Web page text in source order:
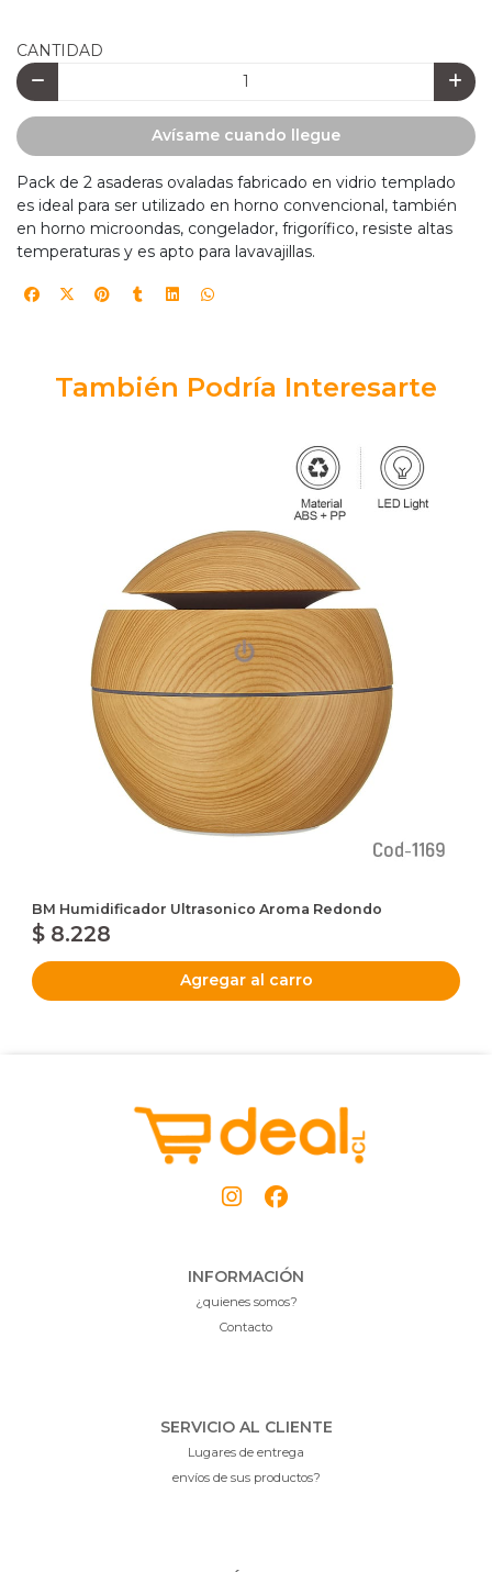
CANTIDAD
Avísame cuando llegue
Pack de 2 asaderas ovaladas fabricado en vidrio templado
es ideal para ser utilizado en horno convencional, también
en horno microondas, congelador, frigorífico, resiste altas
temperaturas y es apto para lavavajillas.
También Podría Interesarte
BM Humidificador Ultrasonico Aroma Redondo
$ 8.228
Agregar al carro
INFORMACIÓN
¿quienes somos?
Contacto
SERVICIO AL CLIENTE
Lugares de entrega
envíos de sus productos?